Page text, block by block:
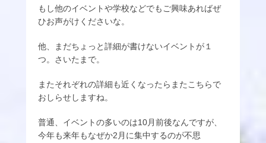
もし他のイベントや学校などでもご興味あればぜ
ひお声がけくださいな。
他、まだちょっと詳細が書けないイベントが１
つ。さいたまで。
またそれぞれの詳細も近くなったらまたこちらで
おしらせしますね。
普通、イベントの多いのは10月前後なんですが、
今年も来年もなぜか2月に集中するのが不思